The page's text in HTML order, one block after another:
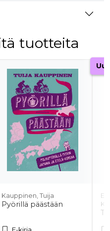
tuotteita
Kauppinen, Tuija
Pyörillä päästään
E-kirja